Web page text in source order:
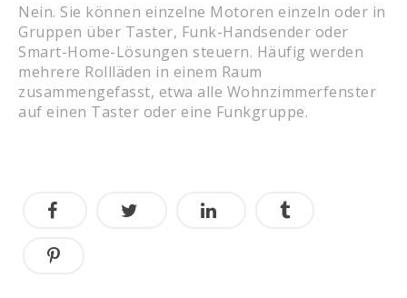
Nein. Sie können einzelne Motoren einzeln oder in
Gruppen über Taster, Funk-Handsender oder
Smart-Home-Lösungen steuern. Häufig werden
mehrere Rollläden in einem Raum
zusammengefasst, etwa alle Wohnzimmerfenster
auf einen Taster oder eine Funkgruppe.